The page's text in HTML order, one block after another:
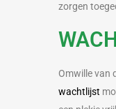
zorgen
Omwille van
wachtlijst